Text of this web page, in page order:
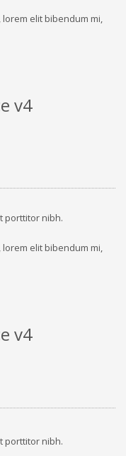
elit bibendum mi,
v4
porttitor nibh.
elit bibendum mi,
v4
porttitor nibh.